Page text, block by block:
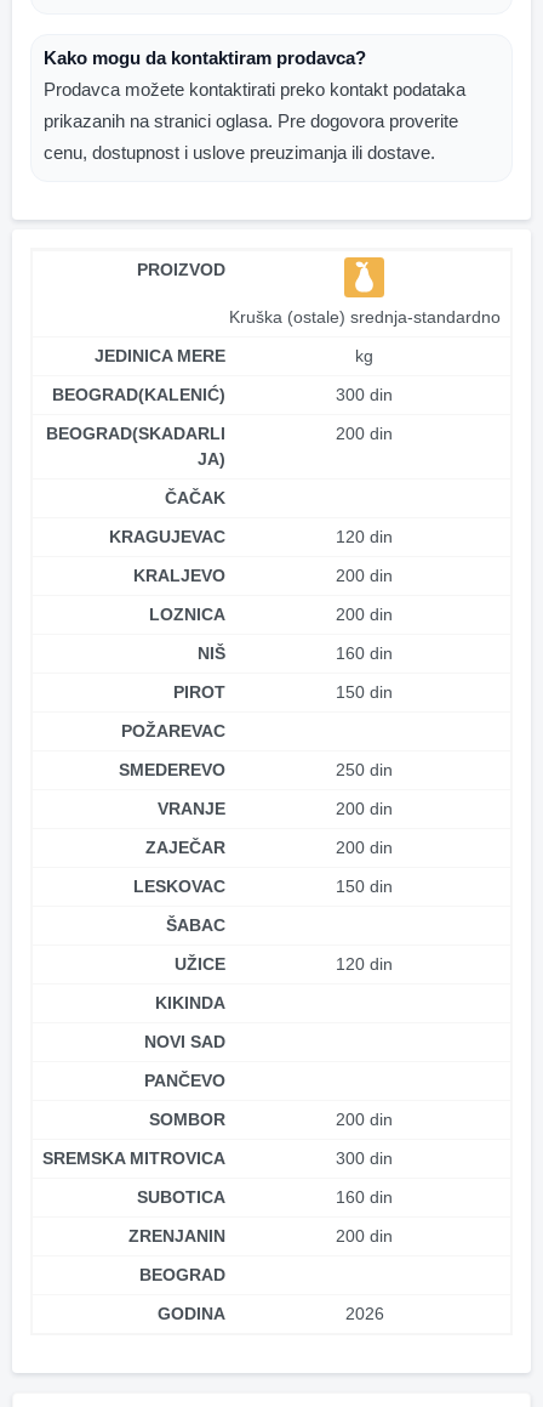
Kako mogu da kontaktiram prodavca?
Prodavca možete kontaktirati preko kontakt podataka
prikazanih na stranici oglasa. Pre dogovora proverite
cenu, dostupnost i uslove preuzimanja ili dostave.
PROIZVOD
Kruška (ostale) srednja-standardno
JEDINICA MERE
kg
BEOGRAD(KALENIĆ)
300 din
BEOGRAD(SKADARLI
JA)
200 din
ČAČAK
KRAGUJEVAC
120 din
KRALJEVO
200 din
LOZNICA
200 din
NIŠ
160 din
PIROT
150 din
POŽAREVAC
SMEDEREVO
250 din
VRANJE
200 din
ZAJEČAR
200 din
LESKOVAC
150 din
ŠABAC
UŽICE
120 din
KIKINDA
NOVI SAD
PANČEVO
SOMBOR
200 din
SREMSKA MITROVICA
300 din
SUBOTICA
160 din
ZRENJANIN
200 din
BEOGRAD
GODINA
2026